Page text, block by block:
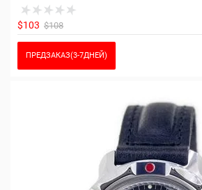
$103 $108
ПРЕДЗАКАЗ(3-7ДНЕЙ)